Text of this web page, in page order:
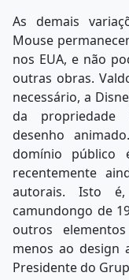
As demais
Mouse
nos EUA, e não
outras obras.
necessário, a
da propriedade
desenho
domínio público
recentemente
autorais. Isto
camundongo de
outros
menos ao design
Presidente do